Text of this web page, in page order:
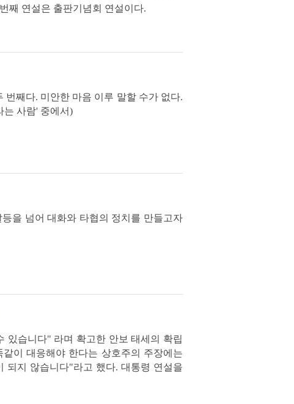
째 연설은 출판기념회 연설이다.
번째다. 미안한 마음 이루 말할 수가 없다.
는 사람' 중에서)
을 넘어 대화와 타협의 정치를 만들고자
있습니다" 라며 확고한 안보 태세의 확립
이 대응해야 한다는 상호주의 주장에는
되지 않습니다"라고 했다. 대통령 연설을